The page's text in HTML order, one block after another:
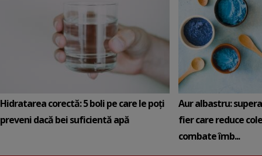
Hidratarea corectă: 5 boli pe care le poți
preveni dacă bei suficientă apă
Aur albastru:
fier care reduce
combate îmb...